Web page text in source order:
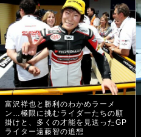
富沢祥也と勝利のわかめラーメ
ン…極限に挑むライダーたちの願
掛けと、多くの才能を見送ったGP
ライター遠藤智の追想